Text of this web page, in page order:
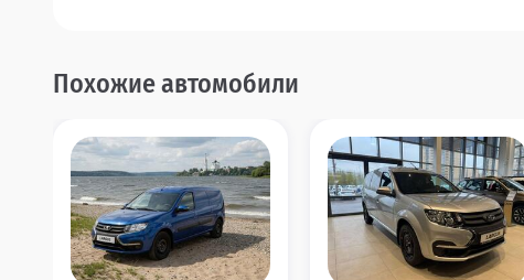
Похожие автомобили